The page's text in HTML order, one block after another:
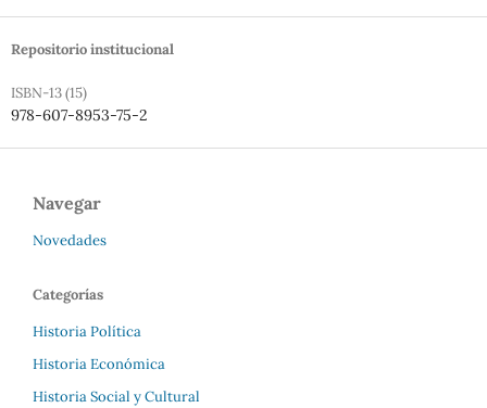
Repositorio institucional
ISBN-13 (15)
978-607-8953-75-2
Navegar
Novedades
Categorías
Historia Política
Historia Económica
Historia Social y Cultural